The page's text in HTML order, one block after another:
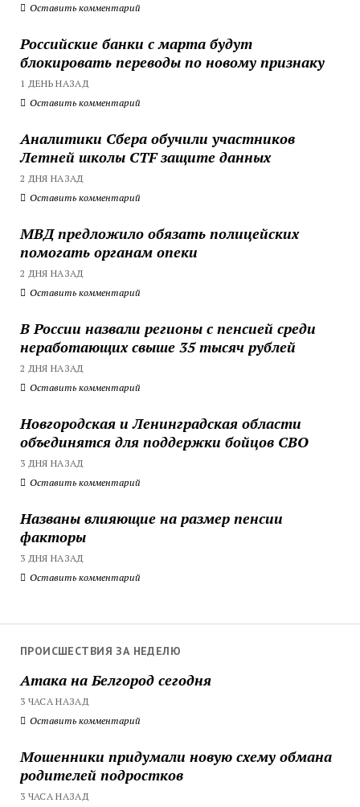
Оставить комментарий
Российские банки с марта будут
блокировать переводы по новому признаку
1 ДЕНЬ НАЗАД
Оставить комментарий
Аналитики Сбера обучили участников
Летней школы CTF защите данных
2 ДНЯ НАЗАД
Оставить комментарий
МВД предложило обязать полицейских
помогать органам опеки
2 ДНЯ НАЗАД
Оставить комментарий
В России назвали регионы с пенсией среди
неработающих свыше 35 тысяч рублей
2 ДНЯ НАЗАД
Оставить комментарий
Новгородская и Ленинградская области
объединятся для поддержки бойцов СВО
3 ДНЯ НАЗАД
Оставить комментарий
Названы влияющие на размер пенсии
факторы
3 ДНЯ НАЗАД
Оставить комментарий
ПРОИСШЕСТВИЯ ЗА НЕДЕЛЮ
Атака на Белгород сегодня
3 ЧАСА НАЗАД
Оставить комментарий
Мошенники придумали новую схему обмана
родителей подростков
3 ЧАСА НАЗАД